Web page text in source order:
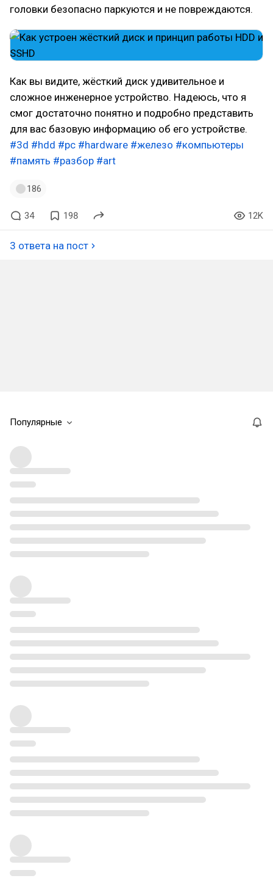
головки безопасно паркуются и не повреждаются.
Как вы видите, жёсткий диск удивительное и
сложное инженерное устройство. Надеюсь, что я
смог достаточно понятно и подробно представить
для вас базовую информацию об его устройстве.
#3d #hdd #pc #hardware #железо #компьютеры
#память #разбор #art
186
34 198 12K
3 ответа на пост
Популярные